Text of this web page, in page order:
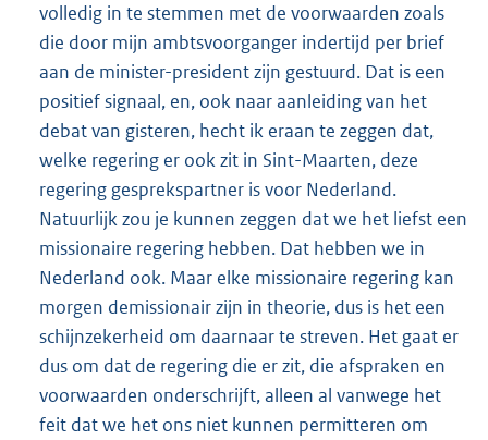
volledig in te stemmen met de voorwaarden zoals
die door mijn ambtsvoorganger indertijd per brief
aan de minister-president zijn gestuurd. Dat is een
positief signaal, en, ook naar aanleiding van het
debat van gisteren, hecht ik eraan te zeggen dat,
welke regering er ook zit in Sint-Maarten, deze
regering gesprekspartner is voor Nederland.
Natuurlijk zou je kunnen zeggen dat we het liefst een
missionaire regering hebben. Dat hebben we in
Nederland ook. Maar elke missionaire regering kan
morgen demissionair zijn in theorie, dus is het een
schijnzekerheid om daarnaar te streven. Het gaat er
dus om dat de regering die er zit, die afspraken en
voorwaarden onderschrijft, alleen al vanwege het
feit dat we het ons niet kunnen permitteren om